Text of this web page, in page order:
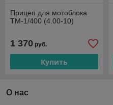
Прицеп для мотоблока
ТМ-1/400 (4.00-10)
1 370 руб.
Купить
О нас